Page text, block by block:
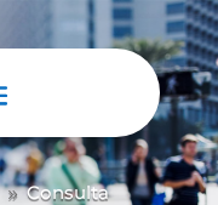
9 Consulta